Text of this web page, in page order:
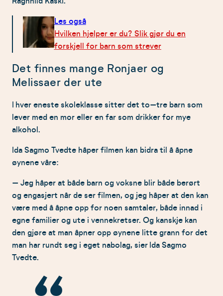
Les også
Hvilken hjelper er du? Slik gjør du en
forskjell for barn som strever
Det finnes mange Ronjaer og
Melissaer der ute
I hver eneste skoleklasse sitter det to–tre barn som
lever med en mor eller en far som drikker for mye
alkohol.
Ida Sagmo Tvedte håper filmen kan bidra til å åpne
øynene våre:
– Jeg håper at både barn og voksne blir både berørt
og engasjert når de ser filmen, og jeg håper at den kan
være med å åpne opp for noen samtaler, både innad i
egne familier og ute i vennekretser. Og kanskje kan
den gjøre at man åpner opp øynene litte grann for det
man har rundt seg i eget nabolag, sier Ida Sagmo
Tvedte.